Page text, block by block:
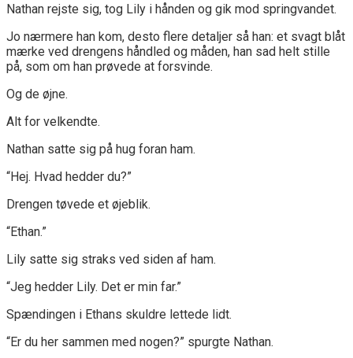
Nathan rejste sig, tog Lily i hånden og gik mod springvandet.
Jo nærmere han kom, desto flere detaljer så han: et svagt blåt
mærke ved drengens håndled og måden, han sad helt stille
på, som om han prøvede at forsvinde.
Og de øjne.
Alt for velkendte.
Nathan satte sig på hug foran ham.
“Hej. Hvad hedder du?”
Drengen tøvede et øjeblik.
“Ethan.”
Lily satte sig straks ved siden af ham.
“Jeg hedder Lily. Det er min far.”
Spændingen i Ethans skuldre lettede lidt.
“Er du her sammen med nogen?” spurgte Nathan.